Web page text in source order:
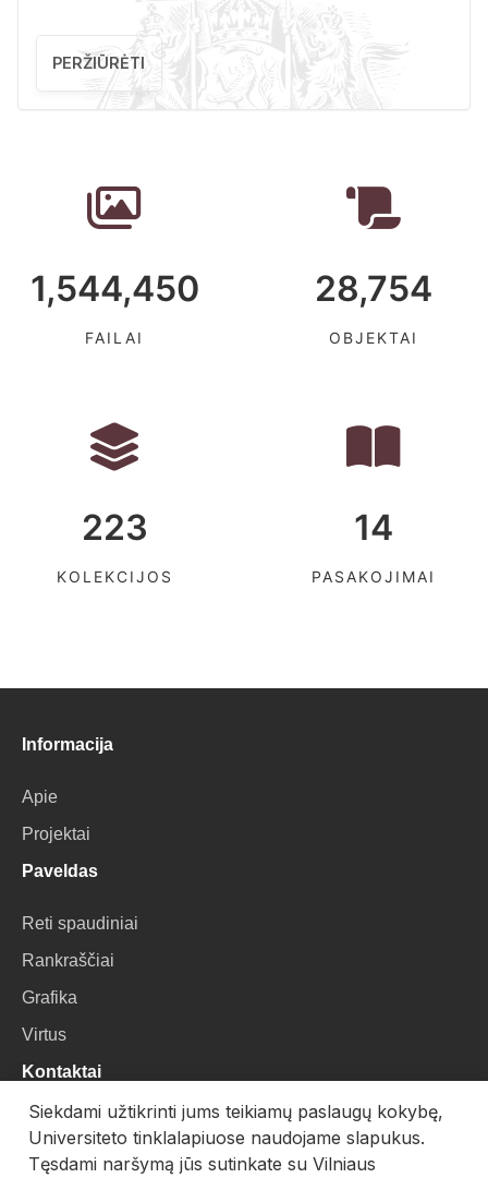
PERŽIŪRĖTI
1,544,450
FAILAI
28,754
OBJEKTAI
223
KOLEKCIJOS
14
PASAKOJIMAI
Informacija
Apie
Projektai
Paveldas
Reti spaudiniai
Rankraščiai
Grafika
Virtus
Kontaktai
VU Biblioteka
Universiteto g. 3, LT-01122, Vilnius
Siekdami užtikrinti jums teikiamų paslaugų kokybę,
Universiteto tinklalapiuose naudojame slapukus.
Tęsdami naršymą jūs sutinkate su Vilniaus